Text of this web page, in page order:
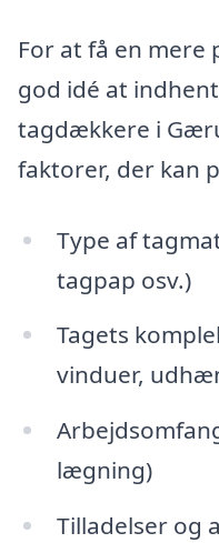
For at få en
god idé at
tagdækkere i
faktorer, der kan
Type af
tagpap osv.)
Tagets
vinduer,
lægning)
Tilladelser og